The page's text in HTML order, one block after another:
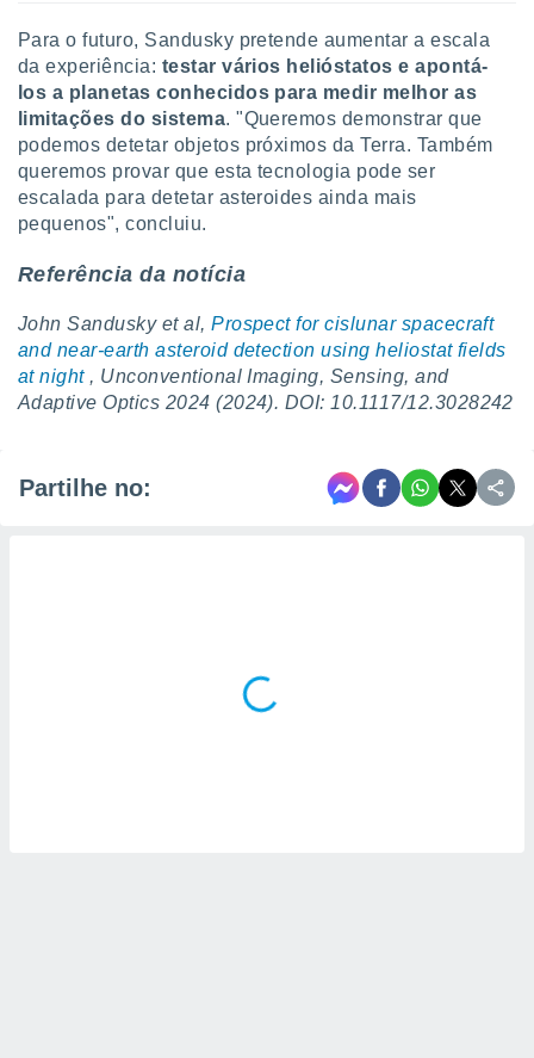
Para o futuro, Sandusky pretende aumentar a escala
da experiência: testar vários helióstatos e apontá-
los a planetas conhecidos para medir melhor as
limitações do sistema. "Queremos demonstrar que
podemos detetar objetos próximos da Terra. Também
queremos provar que esta tecnologia pode ser
escalada para detetar asteroides ainda mais
pequenos", concluiu.
Referência da notícia
John Sandusky et al,Prospect for cislunar spacecraft
and near-earth asteroid detection using heliostat fields
at night, Unconventional Imaging, Sensing, and
Adaptive Optics 2024 (2024). DOI: 10.1117/12.3028242
Partilhe no: